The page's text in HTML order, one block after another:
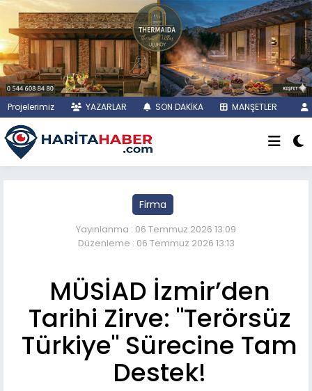
Projelerimiz YAZARLAR SON DAKİKA MANŞETLER
Firma
Yayınlanma : 06 Temmuz 2026 13:09
Düzenleme : 06 Temmuz 2026 13:13
MÜSİAD İzmir’den
Tarihi Zirve: "Terörsüz
Türkiye" Sürecine Tam
Destek!